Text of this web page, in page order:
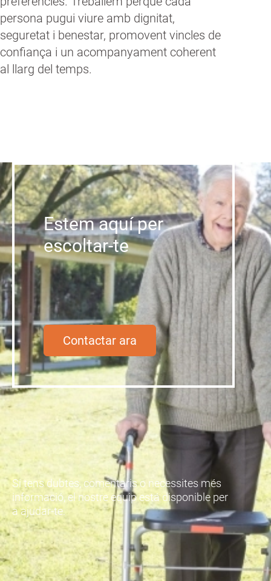
persona pugui viure amb dignitat,
seguretat i benestar, promovent vincles de
confiança i un acompanyament coherent
al llarg del temps.
Estem aquí per
escoltar-te
Contactar ara
Si tens dubtes, comentaris o necessites més
informació, el nostre equip está disponible per
a ajudar-te.